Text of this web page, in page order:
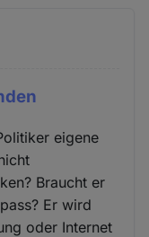
eigene
Braucht er
Er wird
oder Internet